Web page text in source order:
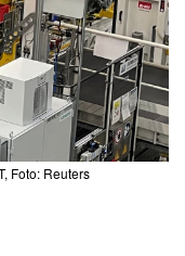
Foto: Reuters